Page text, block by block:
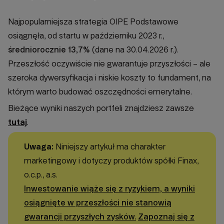
Najpopularniejsza strategia OIPE Podstawowe
osiągnęła, od startu w październiku 2023 r.,
średniorocznie 13,7% (dane na 30.04.2026 r.).
Przeszłość oczywiście nie gwarantuje przyszłości – ale
szeroka dywersyfikacja i niskie koszty to fundament, na
którym warto budować oszczędności emerytalne.
Bieżące wyniki naszych portfeli znajdziesz zawsze
tutaj.
Uwaga: Niniejszy artykuł ma charakter
marketingowy i dotyczy produktów spółki Finax,
o.c.p., a.s.
Inwestowanie wiąże się z ryzykiem, a wyniki
osiągnięte w przeszłości nie stanowią
gwarancji przyszłych zysków. Zapoznaj się z